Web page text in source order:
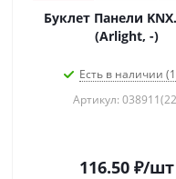
Буклет Панели
(Arlight, -)
Есть в наличии
Артикул:
116.50₽/шт